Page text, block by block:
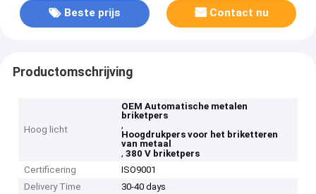
Beste prijs Contact nu
Productomschrijving
Hoog licht
OEM Automatische metalen
briketpers
,
Hoogdrukpers voor het briketteren
van metaal
,380 V briketpers
Certificering
ISO9001
Delivery Time
30-40 days